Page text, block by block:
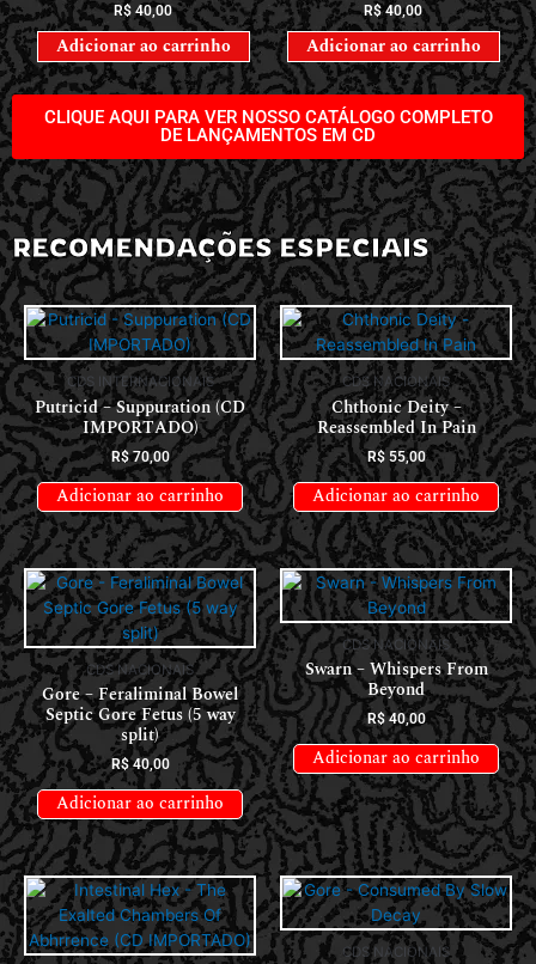
R$ 40,00
Adicionar ao carrinho
R$40,00
Adicionar ao carrinho
CLIQUE AQUI PARA VER NOSSO CATÁLOGO COMPLETO
DE LANÇAMENTOS EM CD
RECOMENDAÇÕES ESPECIAIS
CDS INTERNACIONAIS
Putricid – Suppuration (CD
IMPORTADO)
R$70,00
Adicionar ao carrinho
CDS NACIONAIS
Chthonic Deity –
Reassembled In Pain
R$55,00
Adicionar ao carrinho
CDS NACIONAIS
Gore – Feraliminal Bowel
Septic Gore Fetus (5 way
split)
R$40,00
Adicionar ao carrinho
CDS NACIONAIS
Swarn – Whispers From
Beyond
R$40,00
Adicionar ao carrinho
CDS NACIONAIS